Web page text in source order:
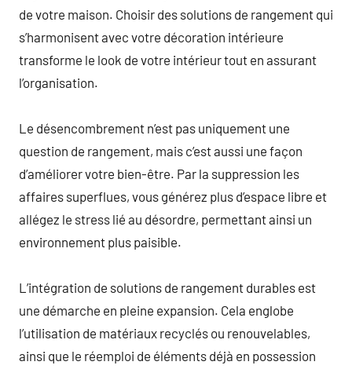
de votre maison. Choisir des solutions de rangement qui
s’harmonisent avec votre décoration intérieure
transforme le look de votre intérieur tout en assurant
l’organisation.
Le désencombrement n’est pas uniquement une
question de rangement, mais c’est aussi une façon
d’améliorer votre bien-être. Par la suppression les
affaires superflues, vous générez plus d’espace libre et
allégez le stress lié au désordre, permettant ainsi un
environnement plus paisible.
L’intégration de solutions de rangement durables est
une démarche en pleine expansion. Cela englobe
l’utilisation de matériaux recyclés ou renouvelables,
ainsi que le réemploi de éléments déjà en possession